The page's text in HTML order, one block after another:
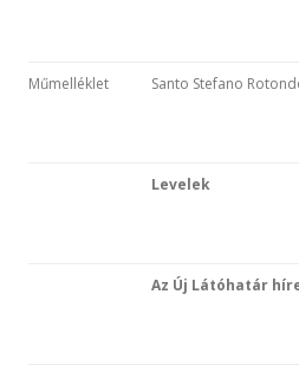
Műmelléklet Santo Stefano
Levelek
Az Új Látóhatár